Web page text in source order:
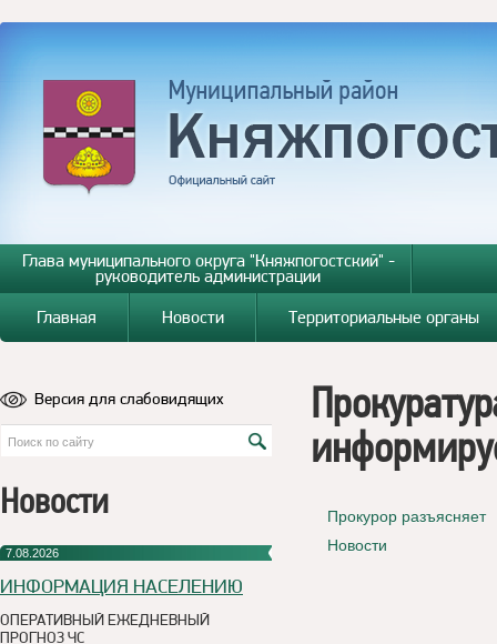
Глава муниципального округа "Княжпогостский" -
руководитель администрации
Главная
Новости Территориальные органы
Версия для слабовидящих
Новости
7.08.2026
ИНФОРМАЦИЯ НАСЕЛЕНИЮ
ОПЕРАТИВНЫЙ ЕЖЕДНЕВНЫЙ
ПРОГНОЗ ЧС
Прокурор разъясняет
Новости